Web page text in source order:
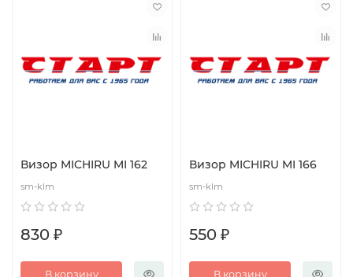
Визор MICHIRU MI 162
sm-klm
830 ₽
В корзину
Визор MICHIRU MI 166
sm-klm
550 ₽
В корзину